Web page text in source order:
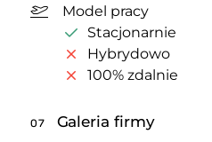
Model pracy
Stacjonarnie
Hybrydowo
100% zdalnie
07 Galeria firmy